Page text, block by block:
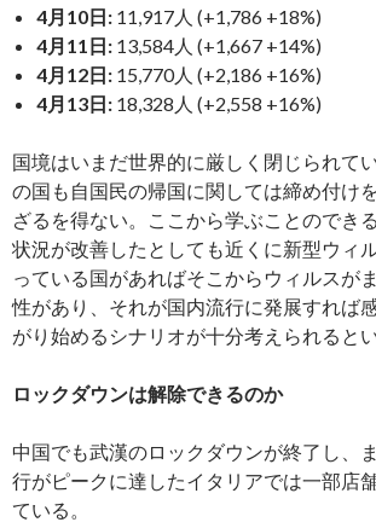
4月10日: 11,917人 (+1,786 +18%)
4月11日: 13,584人 (+1,667 +14%)
4月12日: 15,770人 (+2,186 +16%)
4月13日: 18,328人 (+2,558 +16%)
国境はいまだ世界的に厳しく閉じられて
の国も自国民の帰国に関しては締め付け
ざるを得ない。ここから学ぶことのでき
状況が改善したとしても近くに新型ウィ
っている国があればそこからウィルスが
性があり、それが国内流行に発展すれば
がり始めるシナリオが十分考えられると
ロックダウンは解除できるのか
中国でも武漢のロックダウンが終了し、
行がピークに達したイタリアでは一部店
ている。